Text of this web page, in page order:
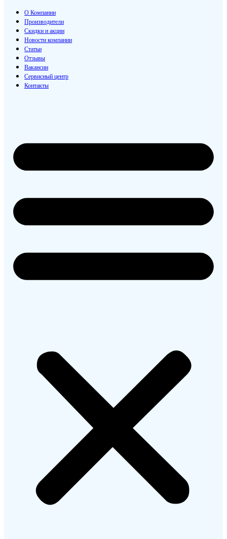
О Компании
Производители
Скидки и акции
Новости компании
Статьи
Отзывы
Вакансии
Сервисный центр
Контакты